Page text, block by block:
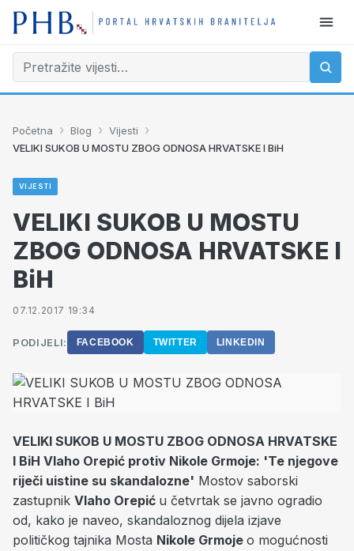
Početna › Blog › Vijesti ›
VELIKI SUKOB U MOSTU ZBOG ODNOSA HRVATSKE I BiH
VIJESTI
VELIKI SUKOB U MOSTU
ZBOG ODNOSA HRVATSKE I
BiH
07.12.2017 19:34
PODIJELI: FACEBOOK TWITTER LINKEDIN
VELIKI SUKOB U MOSTU ZBOG ODNOSA HRVATSKE
I BiH Vlaho Orepić protiv Nikole Grmoje: 'Te njegove
riječi uistine su skandalozne' Mostov saborski
zastupnik Vlaho Orepić u četvrtak se javno ogradio
od, kako je naveo, skandaloznog dijela izjave
političkog tajnika Mosta Nikole Grmoje o mogućnosti